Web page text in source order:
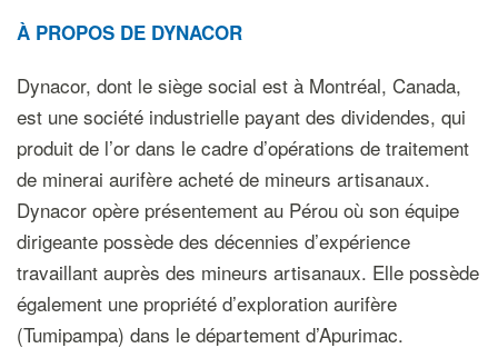
À PROPOS DE DYNACOR
Dynacor, dont le siège social est à Montréal, Canada,
est une société industrielle payant des dividendes, qui
produit de l’or dans le cadre d’opérations de traitement
de minerai aurifère acheté de mineurs artisanaux.
Dynacor opère présentement au Pérou où son équipe
dirigeante possède des décennies d’expérience
travaillant auprès des mineurs artisanaux. Elle possède
également une propriété d’exploration aurifère
(Tumipampa) dans le département d’Apurimac.